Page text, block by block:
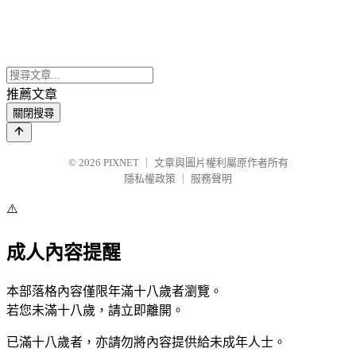
推薦文章
關閉搜尋
© 2026 PIXNET
文章與圖片權利屬原作者所有
隱私權政策
服務聲明
⚠️
成人內容提醒
本部落格內容僅限年滿十八歲者瀏覽。
若您未滿十八歲，請立即離開。
已滿十八歲者，亦請勿將內容提供給未成年人士。